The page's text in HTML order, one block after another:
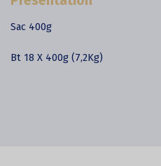
Sac 400g
Bt 18 X 400g (7,2Kg)